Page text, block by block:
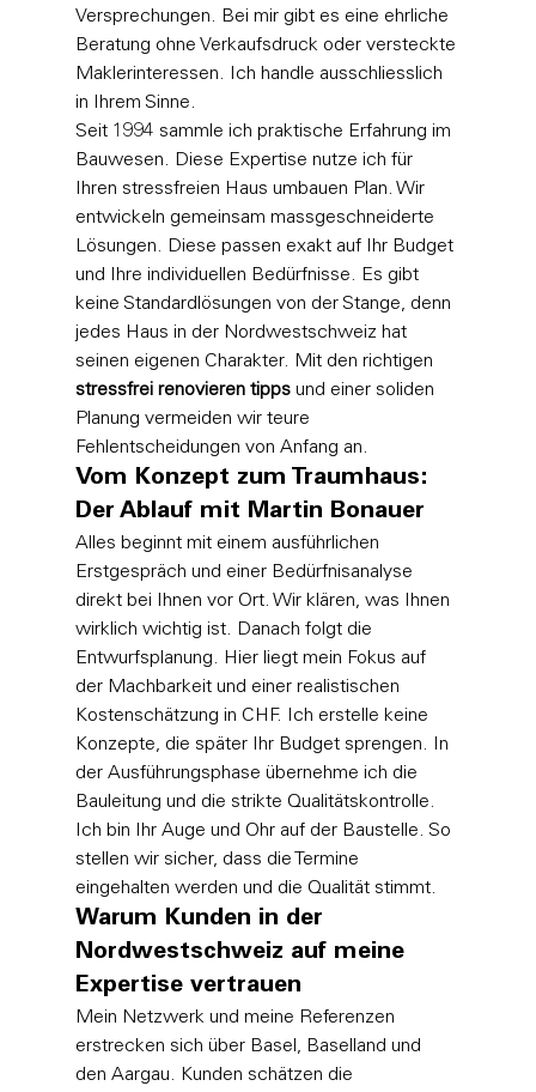
Versprechungen. Bei mir gibt es eine ehrliche
Beratung ohne Verkaufsdruck oder versteckte
Maklerinteressen. Ich handle ausschliesslich
in Ihrem Sinne.
Seit 1994 sammle ich praktische Erfahrung im
Bauwesen. Diese Expertise nutze ich für
Ihren stressfreien Haus umbauen Plan. Wir
entwickeln gemeinsam massgeschneiderte
Lösungen. Diese passen exakt auf Ihr Budget
und Ihre individuellen Bedürfnisse. Es gibt
keine Standardlösungen von der Stange, denn
jedes Haus in der Nordwestschweiz hat
seinen eigenen Charakter. Mit den richtigen
stressfrei renovieren tipps und einer soliden
Planung vermeiden wir teure
Fehlentscheidungen von Anfang an.
Vom Konzept zum Traumhaus:
Der Ablauf mit Martin Bonauer
Alles beginnt mit einem ausführlichen
Erstgespräch und einer Bedürfnisanalyse
direkt bei Ihnen vor Ort. Wir klären, was Ihnen
wirklich wichtig ist. Danach folgt die
Entwurfsplanung. Hier liegt mein Fokus auf
der Machbarkeit und einer realistischen
Kostenschätzung in CHF. Ich erstelle keine
Konzepte, die später Ihr Budget sprengen. In
der Ausführungsphase übernehme ich die
Bauleitung und die strikte Qualitätskontrolle.
Ich bin Ihr Auge und Ohr auf der Baustelle. So
stellen wir sicher, dass die Termine
eingehalten werden und die Qualität stimmt.
Warum Kunden in der
Nordwestschweiz auf meine
Expertise vertrauen
Mein Netzwerk und meine Referenzen
erstrecken sich über Basel, Baselland und
den Aargau. Kunden schätzen die